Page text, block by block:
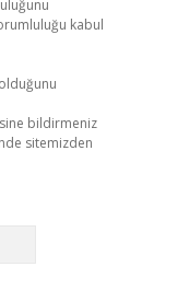
kabul
bildirmeniz
sitemizden